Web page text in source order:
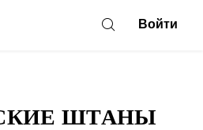
Войти
ШТАНЫ